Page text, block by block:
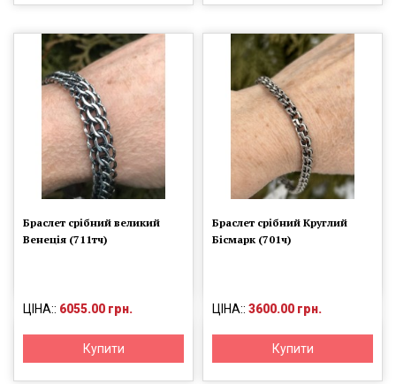
Браслет срібний великий
Венеція (711тч)
ЦІНА:: 6055.00 грн.
Купити
Браслет срібний Круглий
Бісмарк (701ч)
ЦІНА:: 3600.00 грн.
Купити